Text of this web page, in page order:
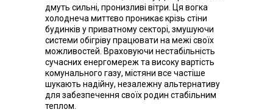
дмуть сильні, пронизливі вітри. Ця вогка
холоднеча миттєво проникає крізь стіни
будинків у приватному секторі, змушуючи
системи обігріву працювати на межі своїх
можливостей. Враховуючи нестабільність
сучасних енергомереж та високу вартість
комунального газу, містяни все частіше
шукають надійну, незалежну альтернативу
для забезпечення своїх родин стабільним
теплом.